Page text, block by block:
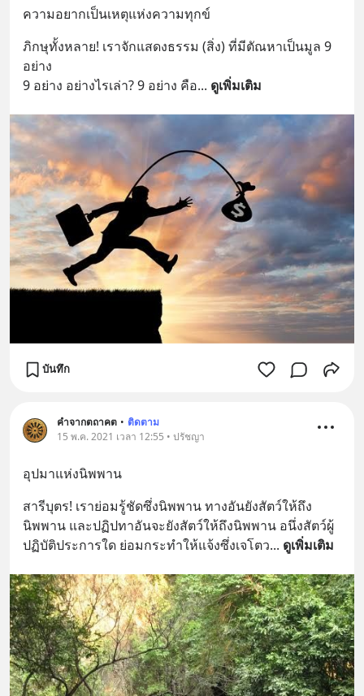
ความอยากเป็นเหตุแห่งความทุกข์
ภิกษุทั้งหลาย! เราจักแสดงธรรม (สิ่ง) ที่มีตัณหาเป็นมูล 9
อย่าง
9 อย่าง อย่างไรเล่า? 9 อย่าง คือ... ดูเพิ่มเติม
บันทึก
คำจากตถาคต • ติดตาม
15 พ.ค. 2021 เวลา 12:55 • ปรัชญา
อุปมาแห่งนิพพาน
สารีบุตร! เราย่อมรู้ชัดซึ่งนิพพาน ทางอันยังสัตว์ให้ถึง
นิพพาน และปฏิปทาอันจะยังสัตว์ให้ถึงนิพพาน อนึ่งสัตว์ผู้
ปฏิบัติประการใด ย่อมกระทำให้แจ้งซึ่งเจโตว... ดูเพิ่มเติม